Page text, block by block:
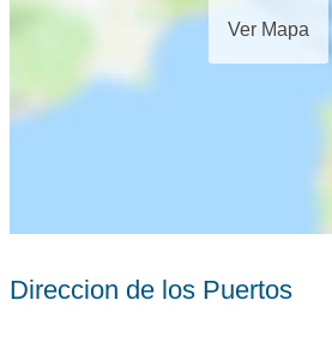
Ver Mapa
Direccion de los Puertos